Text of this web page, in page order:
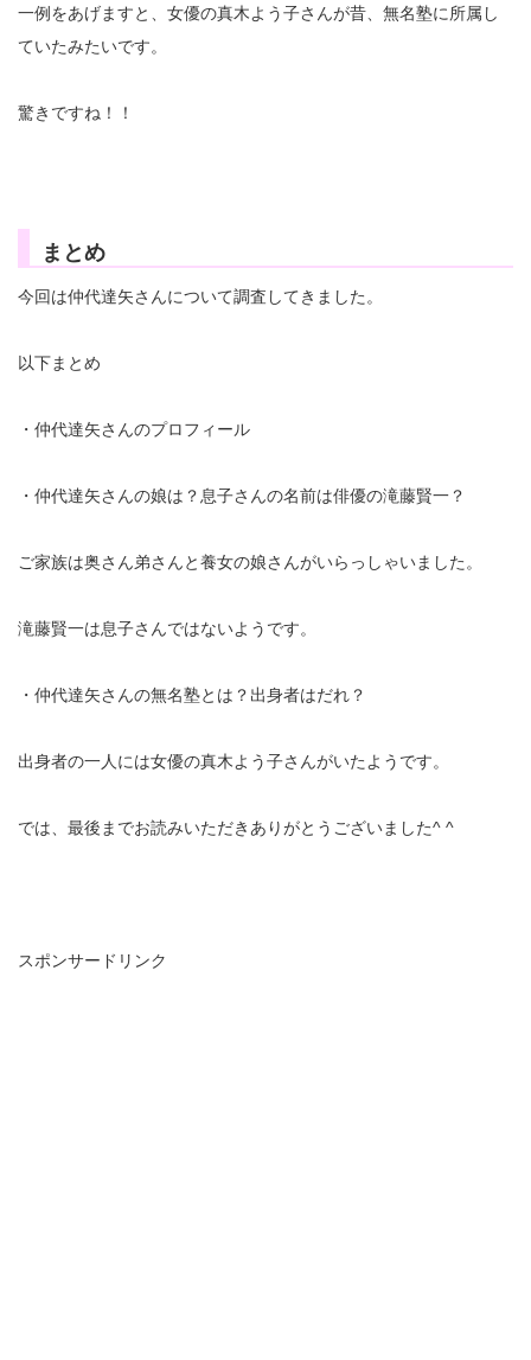
一例をあげますと、女優の真木よう子さんが昔、無名塾に所属し
ていたみたいです。
驚きですね！！
まとめ
今回は仲代達矢さんについて調査してきました。
以下まとめ
・仲代達矢さんのプロフィール
・仲代達矢さんの娘は？息子さんの名前は俳優の滝藤賢一？
ご家族は奥さん弟さんと養女の娘さんがいらっしゃいました。
滝藤賢一は息子さんではないようです。
・仲代達矢さんの無名塾とは？出身者はだれ？
出身者の一人には女優の真木よう子さんがいたようです。
では、最後までお読みいただきありがとうございました^ ^
スポンサードリンク